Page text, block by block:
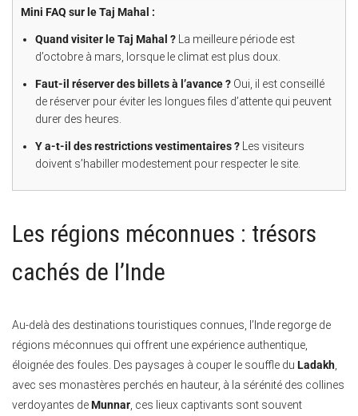
Mini FAQ sur le Taj Mahal :
Quand visiter le Taj Mahal ? La meilleure période est
d’octobre à mars, lorsque le climat est plus doux.
Faut-il réserver des billets à l’avance ? Oui, il est conseillé
de réserver pour éviter les longues files d’attente qui peuvent
durer des heures.
Y a-t-il des restrictions vestimentaires ? Les visiteurs
doivent s’habiller modestement pour respecter le site.
Les régions méconnues : trésors
cachés de l’Inde
Au-delà des destinations touristiques connues, l’Inde regorge de
régions méconnues qui offrent une expérience authentique,
éloignée des foules. Des paysages à couper le souffle du Ladakh
avec ses monastères perchés en hauteur, à la sérénité des collines
verdoyantes deMunnar , ces lieux captivants sont souvent